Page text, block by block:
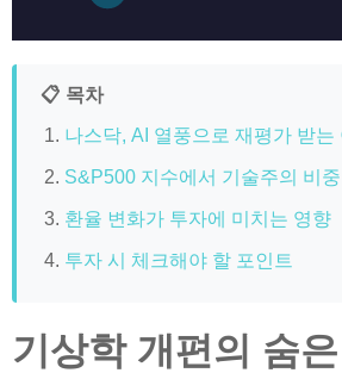
📋 목차
나스닥, AI 열풍으로 재평가 받는
S&P500 지수에서 기술주의 비중
환율 변화가 투자에 미치는 영향
투자 시 체크해야 할 포인트
기상학 개편의 숨